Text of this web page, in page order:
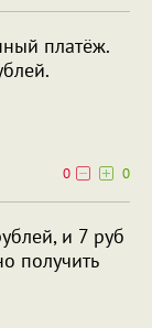
платёж.
0
0
и 7 руб
получить